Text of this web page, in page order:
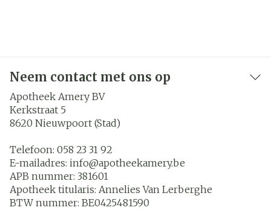
Neem contact met ons op
Apotheek Amery BV
Kerkstraat 5
8620 Nieuwpoort (Stad)
Telefoon: 058 23 31 92
E-mailadres: info@apotheekamery.be
APB nummer: 381601
Apotheek titularis: Annelies Van Lerberghe
BTW nummer: BE0425481590